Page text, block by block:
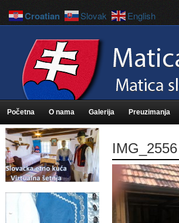
Početna O nama Galerija Preuzimanja
IMG_2556
Croatian Slovak English